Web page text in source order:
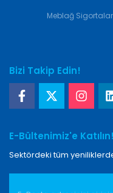
Meblağ
Bizi Takip Edin!
E-Bültenimiz'e Katılın!
Sektördeki tüm